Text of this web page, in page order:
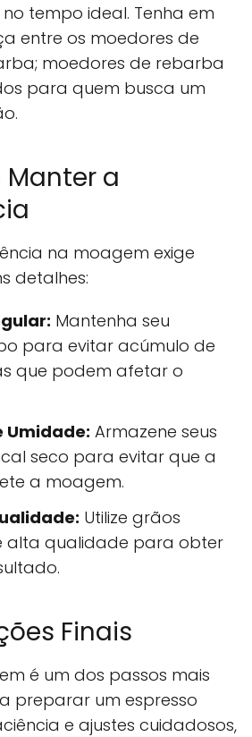
tempo ideal. Tenha em
entre os moedores de
moedores de rebarba
para quem busca um
a
na moagem exige
detalhes:
Mantenha seu
para evitar acúmulo de
que podem afetar o
Umidade: Armazene seus
seco para evitar que a
a moagem.
Utilize grãos
alta qualidade para obter
Finais
é um dos passos mais
preparar um espresso
e ajustes cuidadosos,